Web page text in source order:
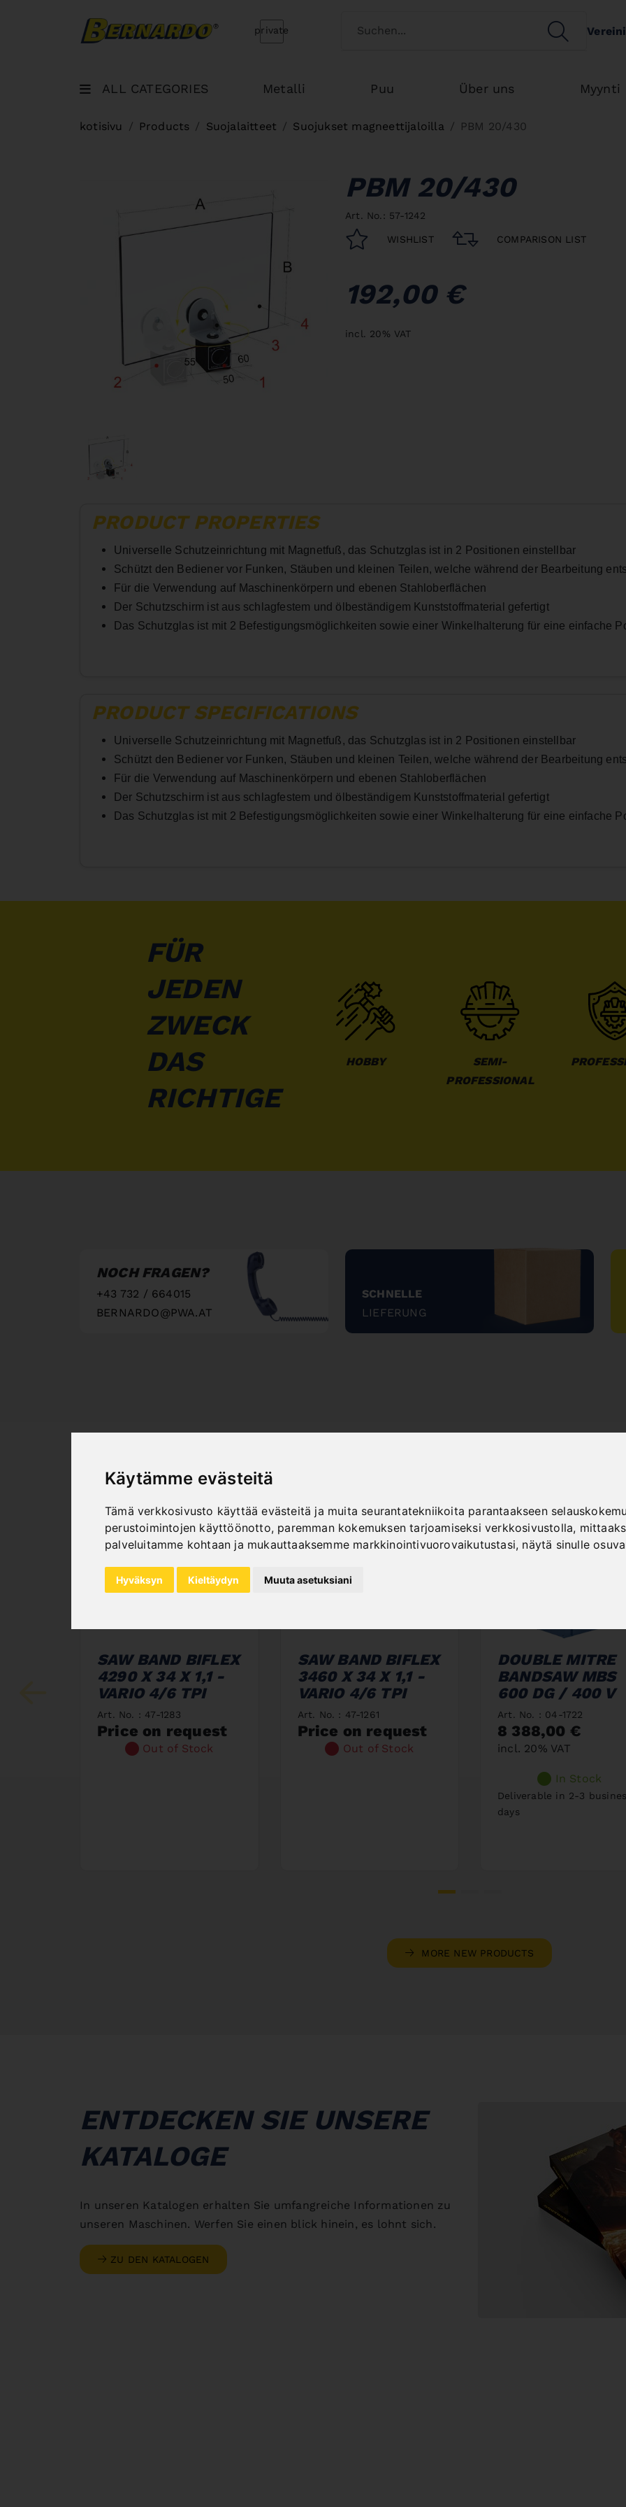
Käytämme evästeitä
Tämä verkkosivusto käyttää evästeitä ja muita seurantatekniikoita parantaakseen
perustoimintojen käyttöönotto, paremman kokemuksen tarjoamiseksi verkkosivustolla,
palveluitamme kohtaan ja mukauttaaksemme markkinointivuorovaikutustasi, näytä sinulle
Hyväksyn Kieltäydyn Muuta asetuksiani
Bernardo Home Switch customertype
private SEARCH
ALL CATEGORIES Metalli Puu Über uns Myynti
kotisivu Products Suojalaitteet Suojukset magneettijaloilla PBM 20/430
PBM 20/430
Art. No.: 57-1242
WISHLIST COMPARISON LIST
192,00 €
incl. 20% VAT
PRODUCT PROPERTIES
Universelle Schutzeinrichtung mit Magnetfuß, das Schutzglas ist in 2 Positionen einstellbar
Schützt den Bediener vor Funken, Stäuben und kleinen Teilen, welche während der Bearbeitung
Für die Verwendung auf Maschinenkörpern und ebenen Stahloberflächen
Der Schutzschirm ist aus schlagfestem und ölbeständigem Kunststoffmaterial gefertigt
Das Schutzglas ist mit 2 Befestigungsmöglichkeiten sowie einer Winkelhalterung für eine einfache
PRODUCT SPECIFICATIONS
Universelle Schutzeinrichtung mit Magnetfuß, das Schutzglas ist in 2 Positionen einstellbar
Schützt den Bediener vor Funken, Stäuben und kleinen Teilen, welche während der Bearbeitung
Für die Verwendung auf Maschinenkörpern und ebenen Stahloberflächen
Der Schutzschirm ist aus schlagfestem und ölbeständigem Kunststoffmaterial gefertigt
Das Schutzglas ist mit 2 Befestigungsmöglichkeiten sowie einer Winkelhalterung für eine einfache
FÜR
JEDEN
ZWECK
DAS
RICHTIGE
HOBBY
SEMI-
PROFESSIONAL
NOCH FRAGEN?
+43 732 / 664015
BERNARDO@PWA.AT
SCHNELLE
LIEFERUNG
"
SAW BAND BIFLEX
4290 X 34 X 1,1 -
VARIO 4/6 TPI
Art. No. : 47-1283
Price on request
Out of Stock
SAW BAND BIFLEX
3460 X 34 X 1,1 -
VARIO 4/6 TPI
Art. No. : 47-1261
Price on request
Out of Stock
DOUBLE MITRE
BANDSAW MBS
600 DG / 400 V
Art. No. : 04-1722
8 388,00 €
incl. 20% VAT
In Stock
Deliverable in 2-3
days
MORE NEW PRODUCTS
ENTDECKEN SIE UNSERE
KATALOGE
In unseren Katalogen erhalten Sie umfangreiche Informationen zu
unseren Maschinen. Werfen Sie einen blick hinein, es lohnt sich.
ZU DEN KATALOGEN